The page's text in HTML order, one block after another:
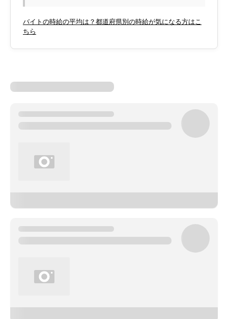
バイトの時給の平均は？都道府県別の時給が気になる方はこ
ちら